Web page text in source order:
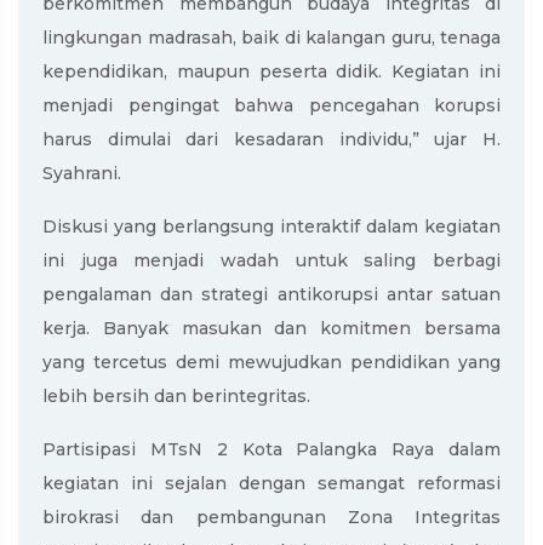
lingkungan madrasah, baik di kalangan guru, tenaga
kependidikan, maupun peserta didik. Kegiatan ini
menjadi pengingat bahwa pencegahan korupsi
harus dimulai dari kesadaran individu,” ujar H.
Syahrani.
Diskusi yang berlangsung interaktif dalam kegiatan
ini juga menjadi wadah untuk saling berbagi
pengalaman dan strategi antikorupsi antar satuan
kerja. Banyak masukan dan komitmen bersama
yang tercetus demi mewujudkan pendidikan yang
lebih bersih dan berintegritas.
Partisipasi MTsN 2 Kota Palangka Raya dalam
kegiatan ini sejalan dengan semangat reformasi
birokrasi dan pembangunan Zona Integritas